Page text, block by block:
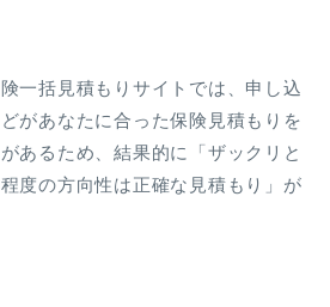
一括見積もりサイトでは、申し込
があなたに合った保険見積もりを
あるため、結果的に「ザックリと
度の方向性は正確な見積もり」が